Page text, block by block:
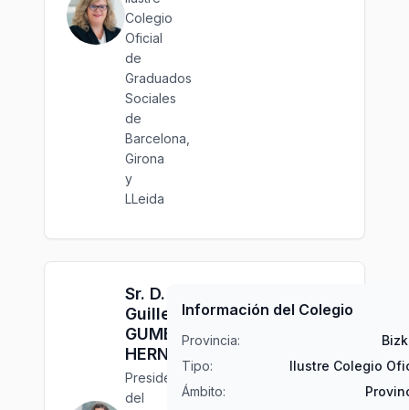
Colegio
Oficial
de
Graduados
Sociales
de
Barcelona,
Girona
y
LLeida
Sr. D.
Guillermo
GUMB
HERNÁNDEZ
Presidente
del
Información del Colegio
Provincia:
Tipo:
Ilustre Colegio
Ámbito: